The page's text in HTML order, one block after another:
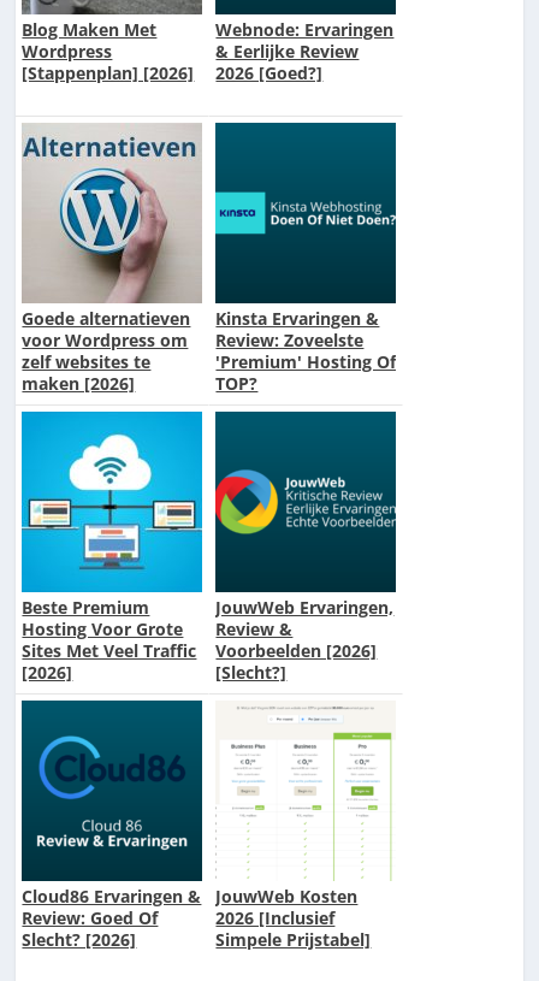
Blog Maken Met
Wordpress
[Stappenplan] [2026]
Webnode: Ervaringen
& Eerlijke Review
2026 [Goed?]
Goede alternatieven
voor Wordpress om
zelf websites te
maken [2026]
Kinsta Ervaringen &
Review: Zoveelste
'Premium' Hosting Of
TOP?
Beste Premium
Hosting Voor Grote
Sites Met Veel Traffic
[2026]
JouwWeb Ervaringen,
Review &
Voorbeelden [2026]
[Slecht?]
Cloud86 Ervaringen &
Review: Goed Of
Slecht? [2026]
JouwWeb Kosten
2026 [Inclusief
Simpele Prijstabel]